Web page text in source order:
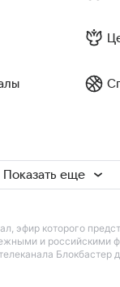
Показать еще
эфир которого
и российскими
Блокбастер